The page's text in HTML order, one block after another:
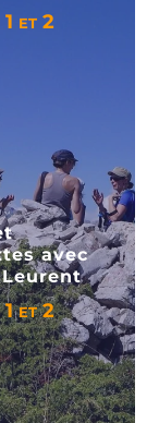
1 et 2
avec
et 2
séjour